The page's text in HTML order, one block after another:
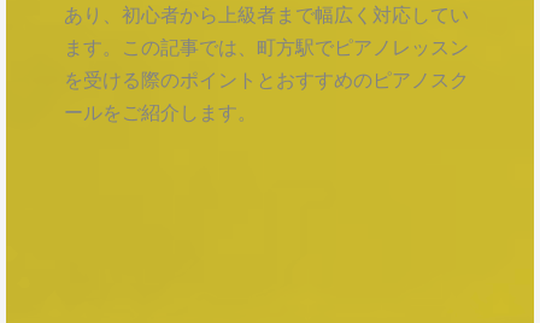
あり、初心者から上級者まで幅広く対応してい
ます。この記事では、町方駅でピアノレッスン
を受ける際のポイントとおすすめのピアノスク
ールをご紹介します。